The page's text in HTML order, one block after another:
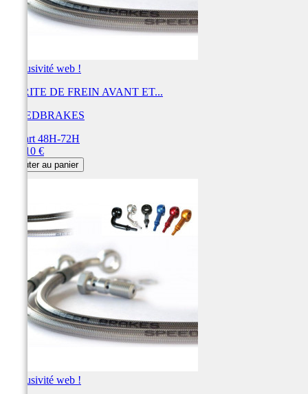
Exclusivité web !
DURITE DE FREIN AVANT ET...
SPEEDBRAKES
Départ 48H-72H
443,10 €
Ajouter au panier
Exclusivité web !